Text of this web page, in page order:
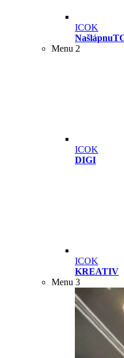
ICOK
Menu 2
ICOK
DIGI
ICOK
KREATIV
Menu 3